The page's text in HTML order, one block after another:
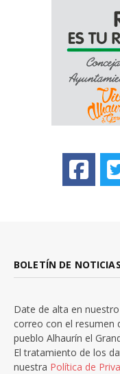
BOLETÍN DE NOTICIAS
Date de alta en
correo con el resumen
pueblo Alhaurín el
El tratamiento de los
nuestra Política de